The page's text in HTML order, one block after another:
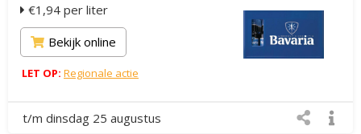
€1,94 per liter
Bekijk online
t/m dinsdag 25 augustus
LET OP: Regionale actie